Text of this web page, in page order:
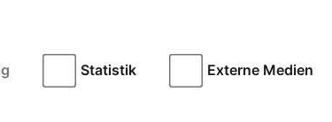
Statistik Externe Medien